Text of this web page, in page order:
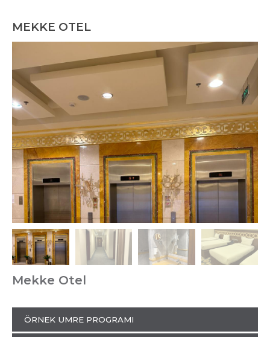
MEKKE OTEL
Mekke Otel
ÖRNEK UMRE PROGRAMI